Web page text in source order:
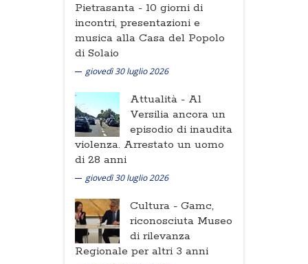
Pietrasanta - 10 giorni di
incontri, presentazioni e
musica alla Casa del Popolo
di Solaio
giovedì 30 luglio 2026
Attualità - Al
Versilia ancora un
episodio di inaudita
violenza. Arrestato un uomo
di 28 anni
giovedì 30 luglio 2026
Cultura - Gamc,
riconosciuta Museo
di rilevanza
Regionale per altri 3 anni